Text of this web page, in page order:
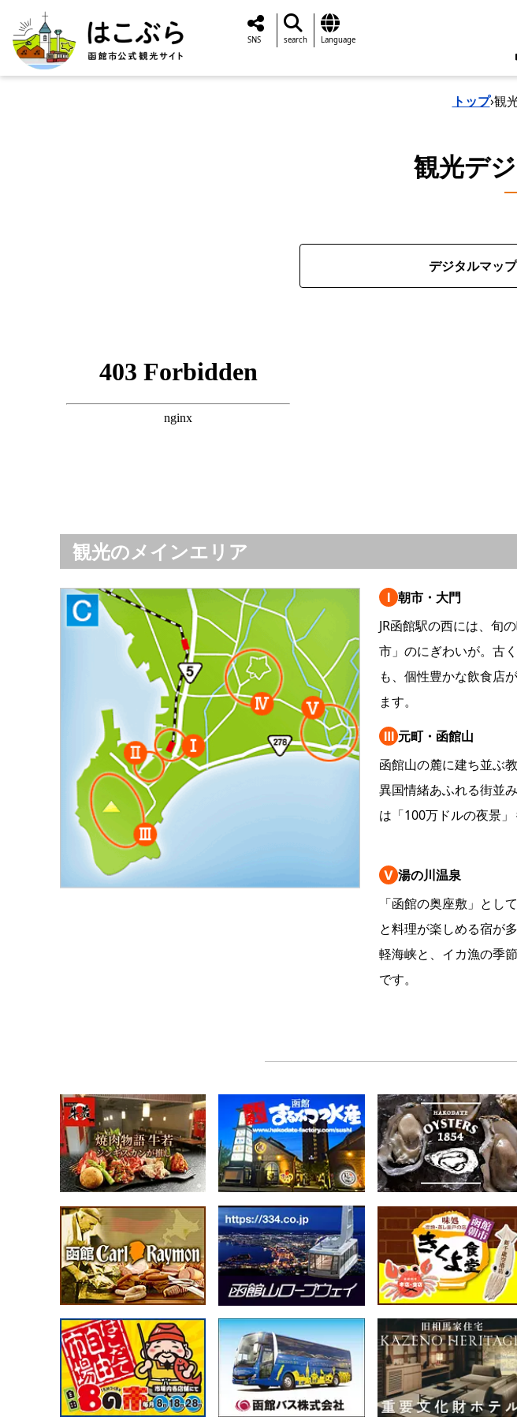
SNS search Language
トップ›観
観光デ
デジタルマッ
観光のメインエリア
Ⅰ 朝市・大門
JR函館駅の西には、旬
市」のにぎわいが。古
も、個性豊かな飲食店
ます。
Ⅲ 元町・函館山
函館山の麓に建ち並ぶ
異国情緒あふれる街並
は「100万ドルの夜景」
Ⅴ 湯の川温泉
「函館の奥座敷」とし
と料理が楽しめる宿が
軽海峡と、イカ漁の季
です。